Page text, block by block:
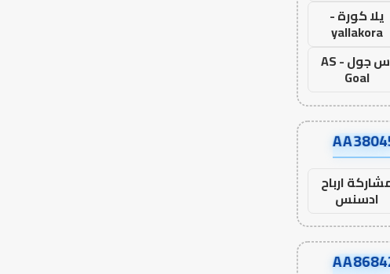
يلا كورة -
yallakora
اس جول - AS
Goal
ارباح
ادسنس